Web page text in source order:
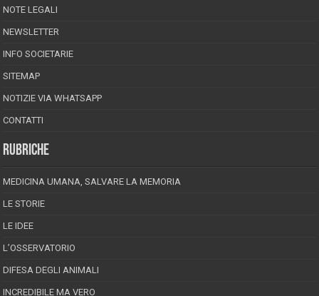
NOTE LEGALI
NEWSLETTER
INFO SOCIETARIE
SITEMAP
NOTIZIE VIA WHATSAPP
CONTATTI
RUBRICHE
MEDICINA UMANA, SALVARE LA MEMORIA
LE STORIE
LE IDEE
L’OSSERVATORIO
DIFESA DEGLI ANIMALI
INCREDIBILE MA VERO